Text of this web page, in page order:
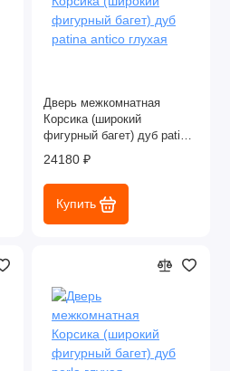
Дверь межкомнатная
Корсика (широкий
фигурный багет) дуб patina
antico глухая
24180 ₽
Купить